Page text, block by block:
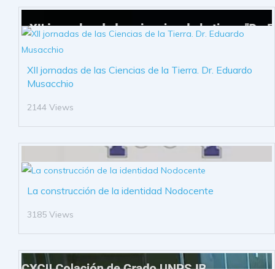
XII jornadas de las Ciencias de la Tierra. Dr. Eduardo
Musacchio
2144 Views
La construcción de la identidad Nodocente
3185 Views